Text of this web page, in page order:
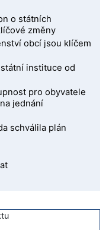
o státních
změny
obcí jsou klíčem
instituce od
pro obyvatele
jednání
schválila plán